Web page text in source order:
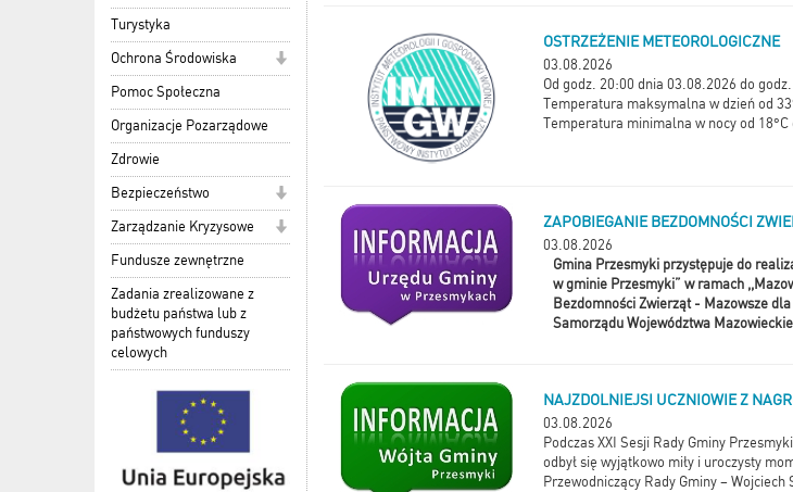
Turystyka
Ochrona Środowiska
Pomoc Społeczna
Organizacje Pozarządowe
Zdrowie
Bezpieczeństwo
Zarządzanie Kryzysowe
Fundusze zewnętrzne
Zadania zrealizowane z
budżetu państwa lub z
państwowych funduszy
celowych
OSTRZEŻENIE METEOROLOGICZNE
03.08.2026
Od godz. 20:00 dnia 03.08.2026 do
Temperatura maksymalna w dzień od
Temperatura minimalna w nocy od 18°C
ZAPOBIEGANIE BEZDOMNOŚCI
03.08.2026
Gmina Przesmyki przystępuje do
w gminie Przesmyki” w ramach
Bezdomności Zwierząt - Mazowsze
Samorządu Województwa
NAJZDOLNIEJSI UCZNIOWIE Z
03.08.2026
Podczas XXI Sesji Rady Gminy
odbył się wyjątkowo miły i uroczysty
Przewodniczący Rady Gminy –